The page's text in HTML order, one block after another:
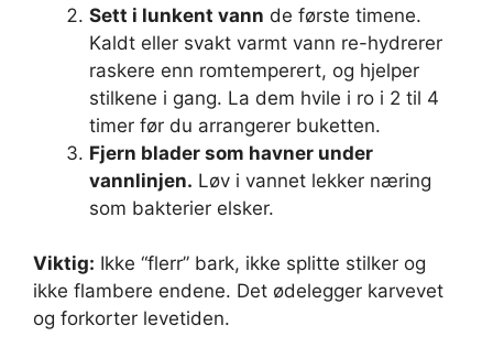
Sett i lunkent vann de første timene.
Kaldt eller svakt varmt vann re-hydrerer
raskere enn romtemperert, og hjelper
stilkene i gang. La dem hvile i ro i 2 til 4
timer før du arrangerer buketten.
Fjern blader som havner under
vannlinjen. Løv i vannet lekker næring
som bakterier elsker.
Viktig: Ikke “flerr” bark, ikke splitte stilker og
ikke flambere endene. Det ødelegger karvevet
og forkorter levetiden.